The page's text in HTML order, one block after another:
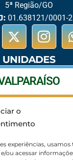
o
experiências,
ou acessar
5ª Região/GO
01.638121/0001-
UNIDADES
RIO VERDE
NOVAS